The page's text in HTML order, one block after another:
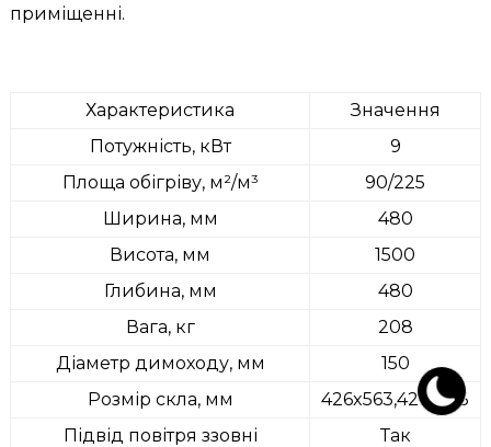
приміщенні.
Характеристика
Значення
Потужність, кВт
9
Площа обігріву, м²/м³
90/225
Ширина, мм
480
Висота, мм
1500
Глибина, мм
480
Вага, кг
208
Діаметр димоходу, мм
150
Розмір скла, мм
426x563,426x563
Підвід повітря ззовні
Так